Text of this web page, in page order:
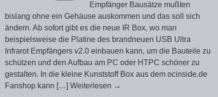
Empfänger Bausätze mußten
bislang ohne ein Gehäuse auskommen und das soll sich
ändern. Ab sofort gibt es die neue IR Box, wo man
beispielsweise die Platine des brandneuen USB Ultra
Infrarot Empfängers v2.0 einbauen kann, um die Bauteile zu
schützen und den Aufbau am PC oder HTPC schöner zu
gestalten. In die kleine Kunststoff Box aus dem ocinside.de
Fanshop kann […] Weiterlesen →